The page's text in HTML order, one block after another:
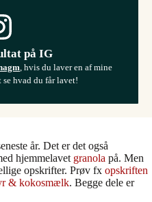
på IG
, hvis du laver en af mine
hvad du får lavet!
år. Det er det også
hjemmelavet granola på. Men
opskrifter. Prøv fx opskriften
& kokosmælk. Begge dele er